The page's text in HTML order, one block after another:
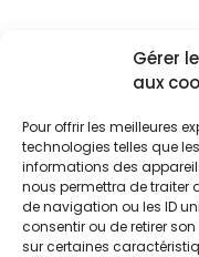
Gérer
aux
Pour offrir les meilleures
technologies telles que
informations des
nous permettra de traiter
de navigation ou les ID
consentir ou de retirer
sur certaines